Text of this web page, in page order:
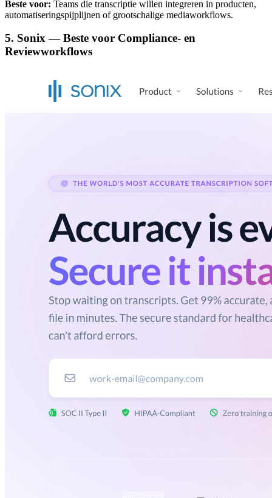
Beste voor: Teams die transcriptie willen integreren in producten,
automatiseringspijplijnen of grootschalige mediaworkflows.
5. Sonix — Beste voor Compliance- en
Reviewworkflows